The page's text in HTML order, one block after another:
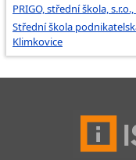
PRIGO, střední škola,
Střední škola
Klimkovice